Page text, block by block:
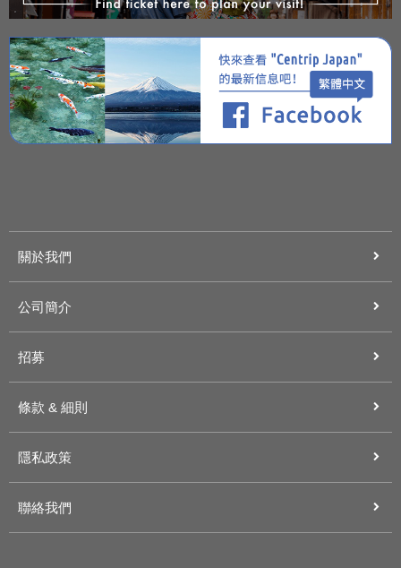
關於我們
公司簡介
招募
條款 & 細則
隱私政策
聯絡我們